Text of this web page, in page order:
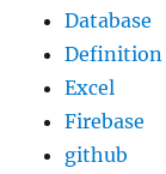
Database
Definition
Excel
Firebase
github